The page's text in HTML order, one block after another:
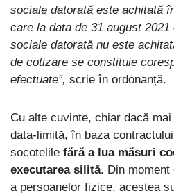
sociale datorată este achitată
care la data de 31 august
sociale datorată nu este
de cotizare se constituie
efectuate”, scrie în ordonanță.
Cu alte cuvinte, chiar dacă
data-limită, în baza
socotelile fără a lua măsuri
executarea silită. Din moment
a persoanelor fizice, acestea